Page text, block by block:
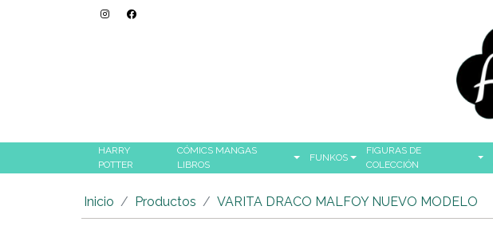
HARRY
POTTER
CÓMICS MANGAS
LIBROS
FUNKOS
FIGURAS DE
COLECCIÓN
Inicio Productos VARITA DRACO MALFOY NUEVO MODELO